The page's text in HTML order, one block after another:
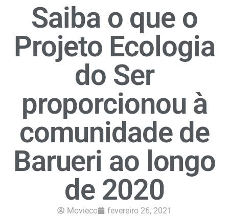
Saiba o que o
Projeto Ecologia
do Ser
proporcionou à
comunidade de
Barueri ao longo
de 2020
Movieco fevereiro 26, 2021